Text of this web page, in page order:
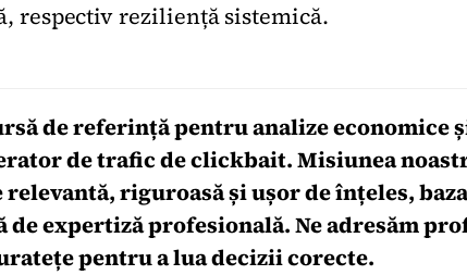
respectiv reziliență sistemică.
de referință pentru analize economice
de trafic de clickbait. Misiunea
riguroasă și ușor de înțeles,
de expertiză profesională. Ne adresăm
pentru a lua decizii corecte.